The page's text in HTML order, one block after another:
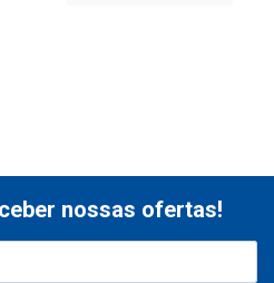
nossas ofertas!